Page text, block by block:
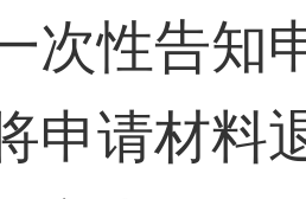
次性告知
申请材料